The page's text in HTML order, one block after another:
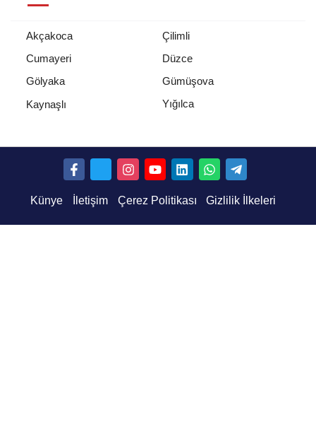
Akçakoca
Çilimli
Cumayeri
Düzce
Gölyaka
Gümüşova
Kaynaşlı
Yığılca
Künye İletişim Çerez Politikası Gizlilik İlkeleri